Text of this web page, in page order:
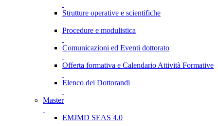
Strutture operative e scientifiche
Procedure e modulistica
Comunicazioni ed Eventi dottorato
Offerta formativa e Calendario Attività Formative
Elenco dei Dottorandi
Master
EMJMD SEAS 4.0